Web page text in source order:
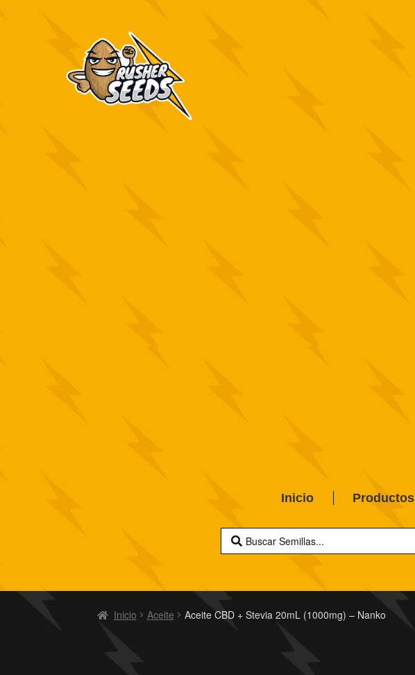
Inicio Productos
Inicio Aceite Aceite CBD + Stevia 20mL (1000mg) – Nanko